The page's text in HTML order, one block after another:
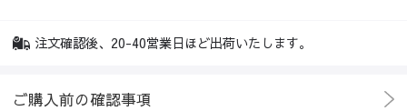
注文確認後、20-40営業日ほど出荷いたします。
ご購入前の確認事項